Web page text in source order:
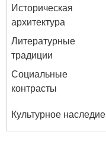
Историческая
архитектура
Литературные
традиции
Социальные
контрасты
Культурное наследие